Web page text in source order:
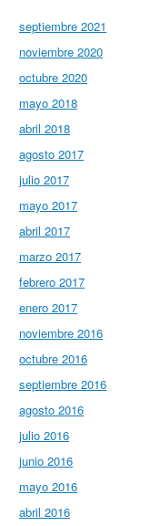
septiembre 2021
noviembre 2020
octubre 2020
mayo 2018
abril 2018
agosto 2017
julio 2017
mayo 2017
abril 2017
marzo 2017
febrero 2017
enero 2017
noviembre 2016
octubre 2016
septiembre 2016
agosto 2016
julio 2016
junio 2016
mayo 2016
abril 2016